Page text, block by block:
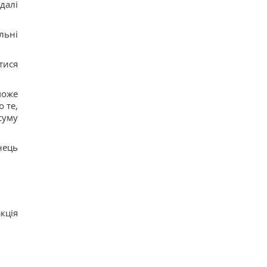
те,